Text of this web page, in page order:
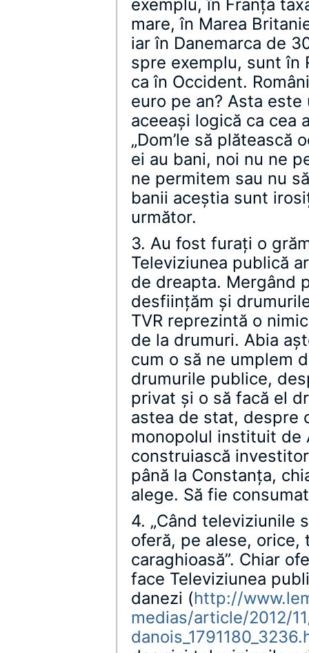
exemplu, în Franţa
mare, în Marea
iar în Danemarca de
spre exemplu, sunt în
ca în Occident.
euro pe an? Asta
aceeaşi logică ca cea
„Dom’le să plătească
ei au bani, noi nu ne
ne permitem sau nu
banii aceştia sunt
următor.
3. Au fost furaţi o
Televiziunea publică
de dreapta. Mergând
desfiinţăm şi
TVR reprezintă o
de la drumuri. Abia
cum o să ne umplem
drumurile publice,
privat şi o să facă el
astea de stat, despre
monopolul instituit de
construiască
până la Constanţa,
alege. Să fie
4. „Când televiziunile
oferă, pe alese, orice,
caraghioasă”. Chiar
face Televiziunea
danezi (http://
medias/article/2012/